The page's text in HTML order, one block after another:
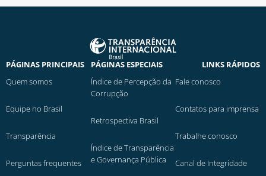
PÁGINAS PRINCIPAIS
Quem somos
Equipe no Brasil
Transparência
Perguntas frequentes
PÁGINAS ESPECIAIS
Índice de Percepção da
Corrupção
Retrospectiva Brasil
Índice de Transparência
e Governança Pública
LINKS RÁPIDOS
Fale conosco
Contatos para imprensa
Trabalhe conosco
Canal de Integridade